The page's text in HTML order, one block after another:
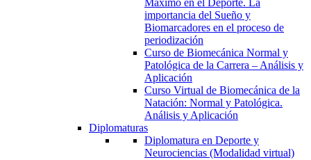
Máximo en el Deporte. La
importancia del Sueño y
Biomarcadores en el proceso de
periodización
Curso de Biomecánica Normal y
Patológica de la Carrera – Análisis y
Aplicación
Curso Virtual de Biomecánica de la
Natación: Normal y Patológica.
Análisis y Aplicación
Diplomaturas
Diplomatura en Deporte y
Neurociencias (Modalidad virtual)